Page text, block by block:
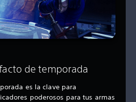
de temporada
es la clave para
poderosos para tus armas